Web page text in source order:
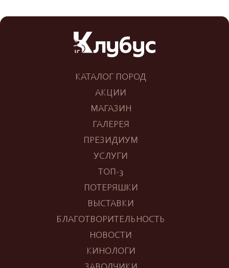
КАТАЛОГ ПОРОД
АКЦИИ
МАГАЗИН
ГАЛЕРЕЯ
ПРЕЗИДИУМ
УСЛУГИ
ТОП-3
ПОТЕРЯШКИ
ВЫСТАВКИ
БЛАГОТВОРИТЕЛЬНОСТЬ
НОВОСТИ
КИНОЛОГИ